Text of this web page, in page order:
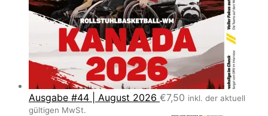
Ausgabe #44 | August 2026 €7,50 inkl. der aktuell
gültigen MwSt.